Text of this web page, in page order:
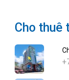
Cho thuê